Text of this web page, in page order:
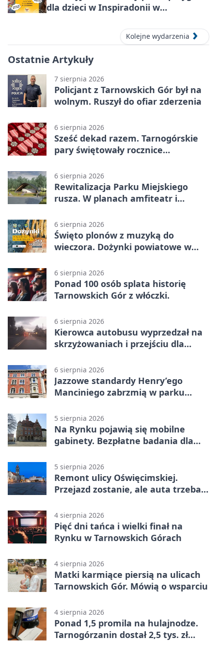
dla dzieci w Inspiradonii w
Kolejne wydarzenia
Ostatnie Artykuły
7 sierpnia 2026
Policjant z Tarnowskich Gór był na
wolnym. Ruszył do ofiar zderzenia
6 sierpnia 2026
Sześć dekad razem. Tarnogórskie
pary świętowały rocznice
6 sierpnia 2026
Rewitalizacja Parku Miejskiego
rusza. W planach amfiteatr i
6 sierpnia 2026
Święto plonów z muzyką do
wieczora. Dożynki powiatowe w
6 sierpnia 2026
Ponad 100 osób splata historię
Tarnowskich Gór z włóczki.
6 sierpnia 2026
Kierowca autobusu wyprzedzał na
skrzyżowaniach i przejściu dla
6 sierpnia 2026
Jazzowe standardy Henry’ego
Manciniego zabrzmią w parku
5 sierpnia 2026
Na Rynku pojawią się mobilne
gabinety. Bezpłatne badania dla
5 sierpnia 2026
Remont ulicy Oświęcimskiej.
Przejazd zostanie, ale auta trzeba
4 sierpnia 2026
Pięć dni tańca i wielki finał na
Rynku w Tarnowskich Górach
4 sierpnia 2026
Matki karmiące piersią na ulicach
Tarnowskich Gór. Mówią o wsparciu
4 sierpnia 2026
Ponad 1,5 promila na hulajnodze.
Tarnogórzanin dostał 2,5 tys. zł